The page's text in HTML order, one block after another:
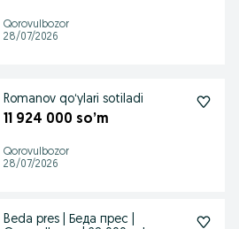
Qorovulbozor
28/07/2026
Romanov qoʻylari sotiladi
11 924 000 so’m
Qorovulbozor
28/07/2026
Beda pres | Беда прес |